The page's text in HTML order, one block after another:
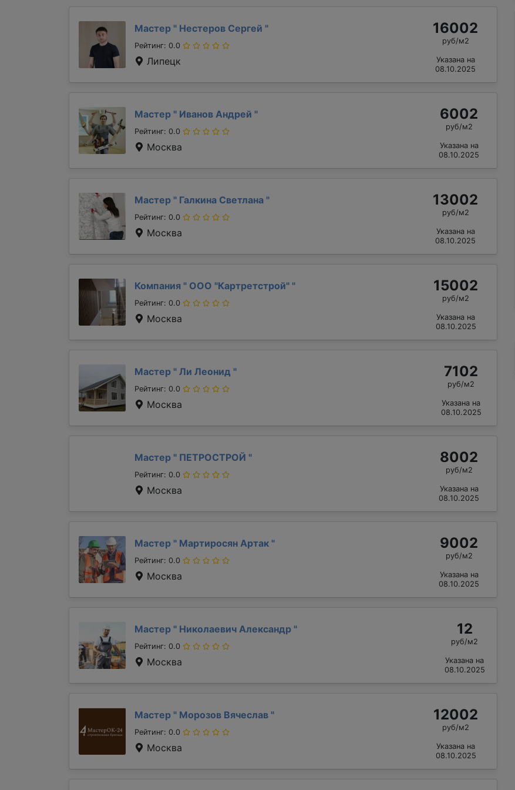
Мастер " Нестеров Сергей "
Рейтинг: 0.0
Липецк
16002
руб/м2
Указана на
08.10.2025
Мастер " Иванов Андрей "
Рейтинг: 0.0
Москва
6002
руб/м2
Указана на
08.10.2025
Мастер " Галкина Светлана "
Рейтинг: 0.0
Москва
13002
руб/м2
Указана на
08.10.2025
Компания " ООО "Картретстрой" "
Рейтинг: 0.0
Москва
15002
руб/м2
Указана на
08.10.2025
Мастер " Ли Леонид "
Рейтинг: 0.0
Москва
7102
руб/м2
Указана на
08.10.2025
Мастер " ПЕТРОСТРОЙ "
Рейтинг: 0.0
Москва
8002
руб/м2
Указана на
08.10.2025
Мастер " Мартиросян Артак "
Рейтинг: 0.0
Москва
9002
руб/м2
Указана на
08.10.2025
Мастер " Николаевич Александр "
Рейтинг: 0.0
Москва
12
руб/м2
Указана на
08.10.2025
Мастер " Морозов Вячеслав "
Рейтинг: 0.0
Москва
12002
руб/м2
Указана на
08.10.2025